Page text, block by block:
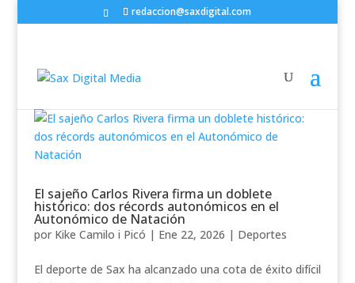
redaccion@saxdigital.com
El sajeño Carlos Rivera firma un doblete
histórico: dos récords autonómicos en el
Autonómico de Natación
por Kike Camilo i Picó | Ene 22, 2026 | Deportes
El deporte de Sax ha alcanzado una cota de éxito difícil